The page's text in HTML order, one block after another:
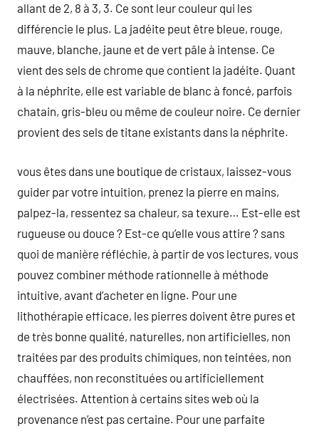
allant de 2, 8 à 3, 3. Ce sont leur couleur qui les
différencie le plus. La jadéite peut être bleue, rouge,
mauve, blanche, jaune et de vert pâle à intense. Ce
vient des sels de chrome que contient la jadéite. Quant
à la néphrite, elle est variable de blanc à foncé, parfois
chatain, gris-bleu ou même de couleur noire. Ce dernier
provient des sels de titane existants dans la néphrite.
vous êtes dans une boutique de cristaux, laissez-vous
guider par votre intuition, prenez la pierre en mains,
palpez-la, ressentez sa chaleur, sa texure… Est-elle est
rugueuse ou douce ? Est-ce qu’elle vous attire ? sans
quoi de manière réfléchie, à partir de vos lectures, vous
pouvez combiner méthode rationnelle à méthode
intuitive, avant d’acheter en ligne. Pour une
lithothérapie efficace, les pierres doivent être pures et
de très bonne qualité, naturelles, non artificielles, non
traitées par des produits chimiques, non teintées, non
chauffées, non reconstituées ou artificiellement
électrisées. Attention à certains sites web où la
provenance n’est pas certaine. Pour une parfaite